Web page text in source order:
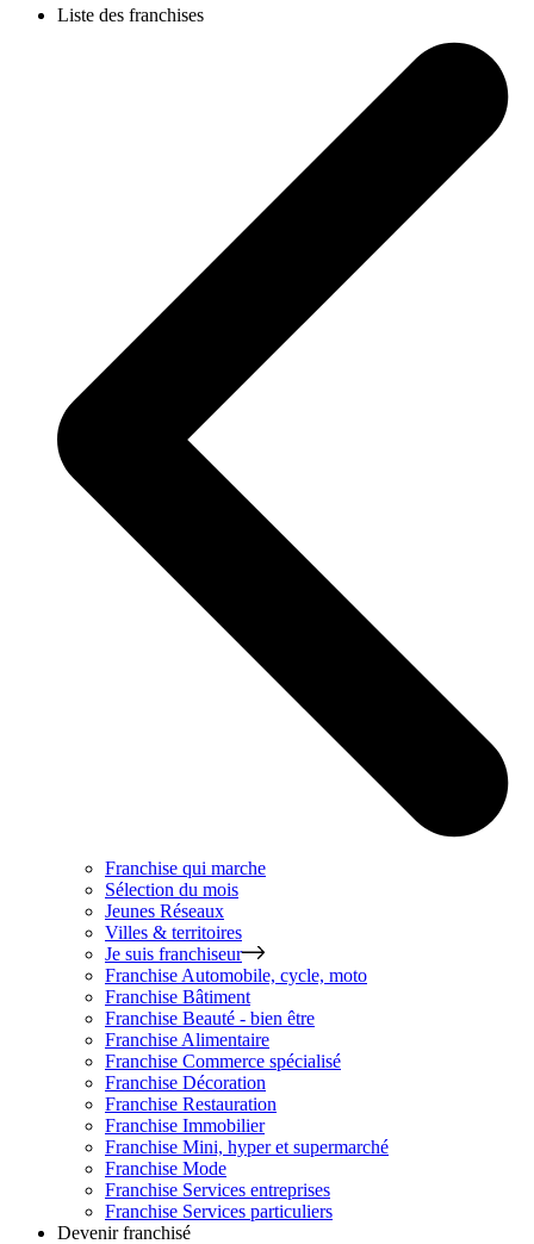
Liste des franchises
Franchise qui marche
Sélection du mois
Jeunes Réseaux
Villes & territoires
Je suis franchiseur
Franchise Automobile, cycle, moto
Franchise Bâtiment
Franchise Beauté - bien être
Franchise Alimentaire
Franchise Commerce spécialisé
Franchise Décoration
Franchise Restauration
Franchise Immobilier
Franchise Mini, hyper et supermarché
Franchise Mode
Franchise Services entreprises
Franchise Services particuliers
Devenir franchisé